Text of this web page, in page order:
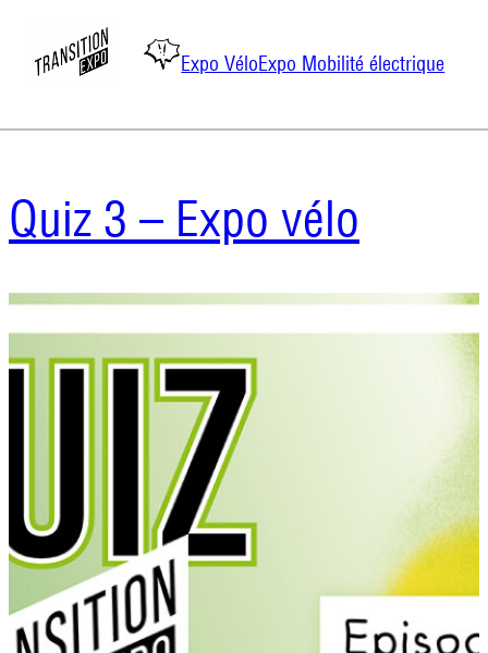
Expo VéloExpo Mobilité électrique
Catégorie :expo-velo
Quiz 3 – Expo vélo